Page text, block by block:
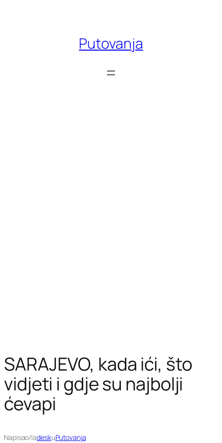
Putovanja
SARAJEVO, kada ići, što
vidjeti i gdje su najbolji
ćevapi
Napisao/ladeskuPutovanja